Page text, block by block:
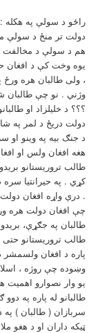
راځو د سولې په هکله :
دولت تر منځ د سولې
هم د سولې د مخالفت
يوه وخت کې د افغان
، ولی طالبان هره ورځ
وژني . نو چې طالبان
؟؟؟ د خليلزاد او
دولت دريځ د لمر په
د جنګ بيه په وينو او
هغه افغان ولس او
طالب تروريستانو
کړي . په حيرانتيا
. درې واړه افغان
چې افغان دولت هره
طالبان په جګړې،
طالب تروريستانو حتی
پاره د افغان ولسمشر
وښوده چې روژه ،
يو وار نصوارو اهميت
طالبانو له پاره په
سربازان ( طالبان )
ټيکه داران او د هغو